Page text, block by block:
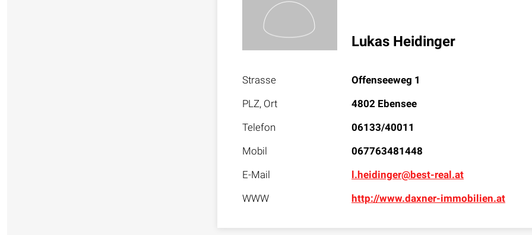
Lukas Heidinger
Strasse
Offenseeweg 1
PLZ, Ort
4802 Ebensee
Telefon
06133/40011
Mobil
067763481448
E-Mail
l.heidinger@best-real.at
WWW
http://www.daxner-immobilien.at